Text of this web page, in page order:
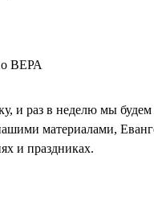
ВЕРА
и раз в неделю мы будем
материалами,
и праздниках.